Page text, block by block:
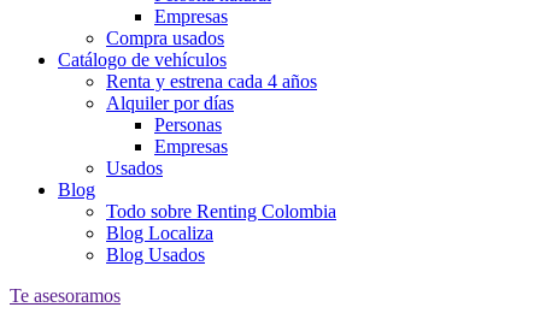
Empresas
Compra usados
Catálogo de vehículos
Renta y estrena cada 4 años
Alquiler por días
Personas
Empresas
Usados
Blog
Todo sobre Renting Colombia
Blog Localiza
Blog Usados
Te asesoramos